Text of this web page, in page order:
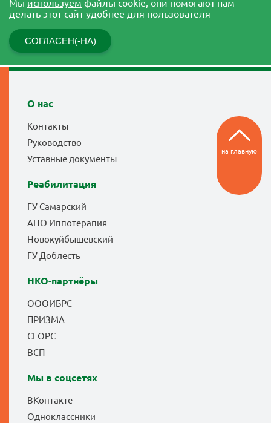
Мы используем файлы cookie, они помогают нам
делать этот сайт удобнее для пользователя
СОГЛАСЕН(-НА)
О нас
Контакты
Руководство
Уставные документы
Реабилитация
ГУ Самарский
АНО Иппотерапия
Новокуйбышевский
ГУ Доблесть
НКО-партнёры
ОООИБРС
ПРИЗМА
СГОРС
ВСП
Мы в соцсетях
ВКонтакте
Одноклассники
на главную